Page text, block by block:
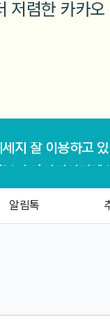
저렴한 카카오
알림톡